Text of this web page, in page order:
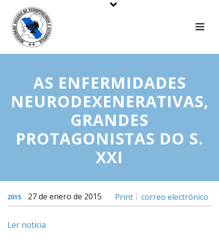
AS ENFERMIDADES
NEURODEXENERATIVAS,
GRANDES
PROTAGONISTAS DO S.
XXI
Print correo electrónico
2015 27 de enero de 2015
Ler noticia